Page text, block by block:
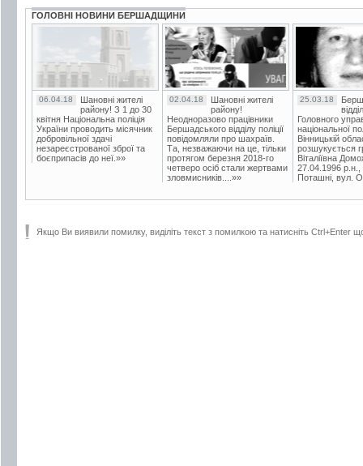
ГОЛОВНІ НОВИНИ БЕРШАДЩИНИ
06.04.18
Шановні жителі
району! З 1 до 30
квітня Національна поліція
України проводить місячник
добровільної здачі
незареєстрованої зброї та
боєприпасів до неї.»»
02.04.18
Шановні жителі
району!
Неодноразово працівники
Бершадського відділу поліції
повідомляли про шахраїв.
Та, незважаючи на це, тільки
протягом березня 2018-го
четверо осіб стали жертвами
зловмисників....»»
25.03.18
Головного
національної
Вінницькій
розшукується
Віталіївна
27.04.1996 р.н.,
Поташні, вул.
Якщо Ви виявили помилку, виділіть текст з помилкою та натисніть Ctrl+Enter